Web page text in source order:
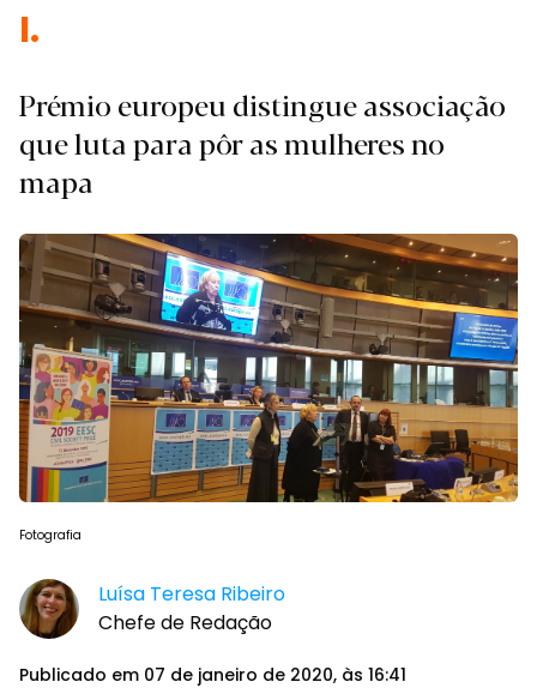
I.
Prémio europeu distingue associação
que luta para pôr as mulheres no
mapa
Fotografia
Luísa Teresa Ribeiro
Chefe de Redação
Publicado em 07 de janeiro de 2020, às 16:41